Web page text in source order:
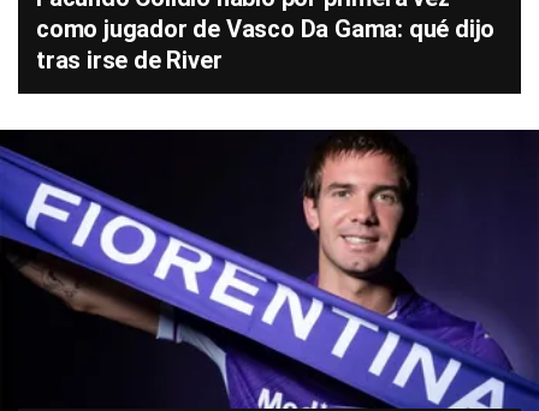
como jugador de Vasco Da Gama: qué dijo
tras irse de River